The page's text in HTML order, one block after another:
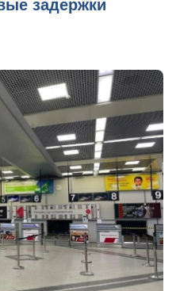
задержки